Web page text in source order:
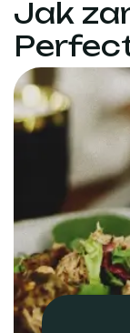
Jak